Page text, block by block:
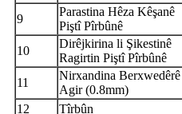
9
Parastina Hêza Kêşanê
Piştî Pîrbûnê
10
Dirêjkirina li Şikestinê
Ragirtin Piştî Pîrbûnê
11
Nirxandina Berxwedêrê
Agir (0.8mm)
12
Tîrbûn